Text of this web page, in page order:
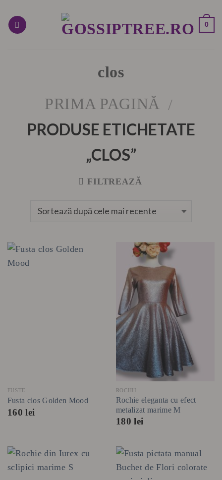
content
0
clos
PRIMA PAGINĂ /
PRODUSE ETICHETATE
„CLOS”
FILTREAZĂ
FUSTE
Fusta clos Golden Mood
160lei
ROCHII
Rochie eleganta cu efect
metalizat marime M
180lei